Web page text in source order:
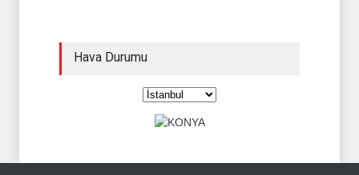
Hava Durumu